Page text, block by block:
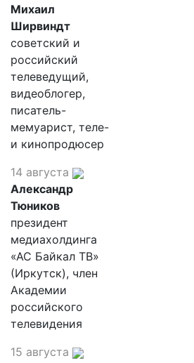
Михаил
Ширвиндт
советский и
российский
телеведущий,
видеоблогер,
писатель-
мемуарист, теле-
и кинопродюсер
14 августа
Александр
Тюников
президент
медиахолдинга
«АС Байкал ТВ»
(Иркутск), член
Академии
российского
телевидения
15 августа